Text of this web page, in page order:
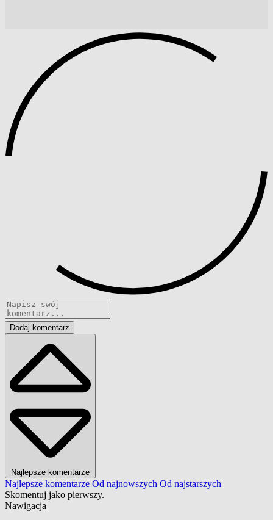
Dodaj komentarz
Najlepsze komentarze
Najlepsze komentarze Od najnowszych Od najstarszych
Skomentuj jako pierwszy.
Nawigacja